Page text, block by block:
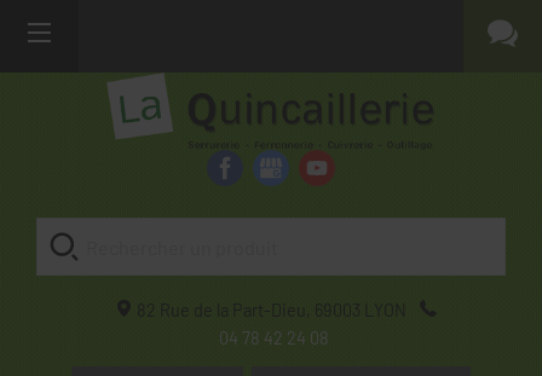
82 Rue de la Part-Dieu, 69003
LYON
04 78 42 24 08